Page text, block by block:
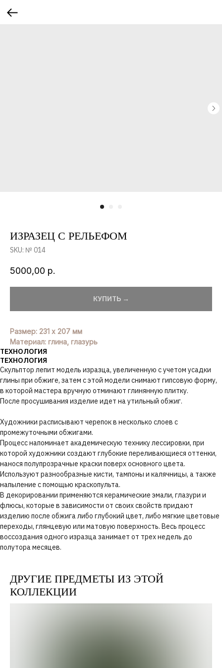
ИЗРАЗЕЦ С РЕЛЬЕФОМ
SKU: № 014
5000,00 р.
КУПИТЬ →
Размер: 231 х 207 мм
Материал: глина, глазурь
ТЕХНОЛОГИЯ
ТЕХНОЛОГИЯ
Скульптор лепит модель изразца, увеличенную с учетом усадки
глины при обжиге, затем с этой модели снимают гипсовую форму,
в которой мастера вручную отминают глинянную плитку.
После просушивания изделие идет на утильный обжиг.
Художники расписывают черепок в несколько слоев с
промежуточными обжигами.
Процесс напоминает академическую технику лессировки, при
которой художники создают глубокие переливающиеся оттенки,
нанося полупрозрачные краски поверх основного цвета.
Используют разнообразные кисти, тампоны и калячницы, а также
напыление с помощью краскопульта.
В декорировании применяются керамические эмали, глазури и
флюсы, которые в зависимости от своих свойств придают
изделию после обжига либо глубокий цвет, либо мягкие цветовые
переходы, глянцевую или матовую поверхность. Весь процесс
воссоздания одного изразца занимает от трех недель до
полутора месяцев.
ДРУГИЕ ПРЕДМЕТЫ ИЗ ЭТОЙ
КОЛЛЕКЦИИ